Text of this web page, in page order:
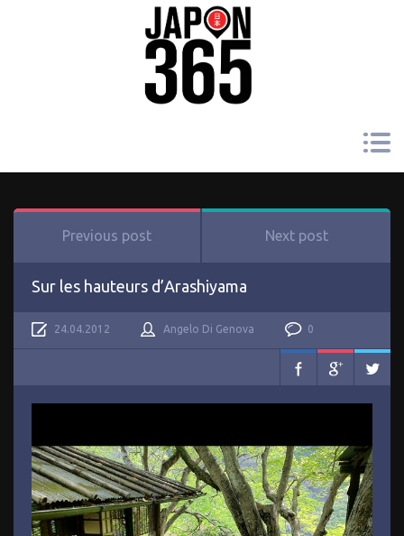
Previous post Next post
Sur les hauteurs d’Arashiyama
24.04.2012 Angelo Di Genova 0